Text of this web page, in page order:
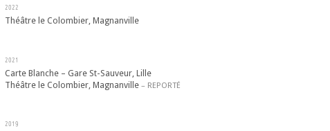
2022
Théâtre le Colombier, Magnanville
2021
Carte Blanche – Gare St-Sauveur, Lille
Théâtre le Colombier, Magnanville – REPORTÉ
2019